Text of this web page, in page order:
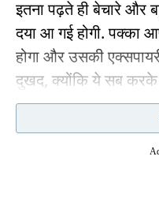
इतना पढ़ते ही बेचारे और
दया आ गई होगी. पक्का
होगा और उसकी
दुखद, क्योंकि ये सब करके
डेबिट कार्ड पर बीमा
कम 90 दिन में एक लेनदेन